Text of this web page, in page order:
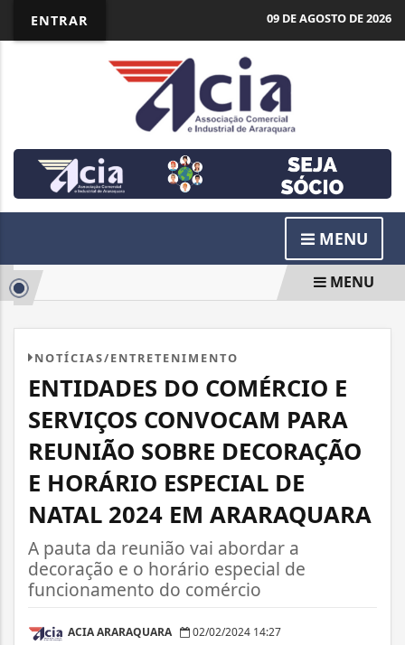
ENTRAR 09 DE AGOSTO DE 2026
MENU
MENU
NOTÍCIAS/ENTRETENIMENTO
ENTIDADES DO COMÉRCIO E
SERVIÇOS CONVOCAM PARA
REUNIÃO SOBRE DECORAÇÃO
E HORÁRIO ESPECIAL DE
NATAL 2024 EM ARARAQUARA
A pauta da reunião vai abordar a
decoração e o horário especial de
funcionamento do comércio
ACIA ARARAQUARA 02/02/2024 14:27